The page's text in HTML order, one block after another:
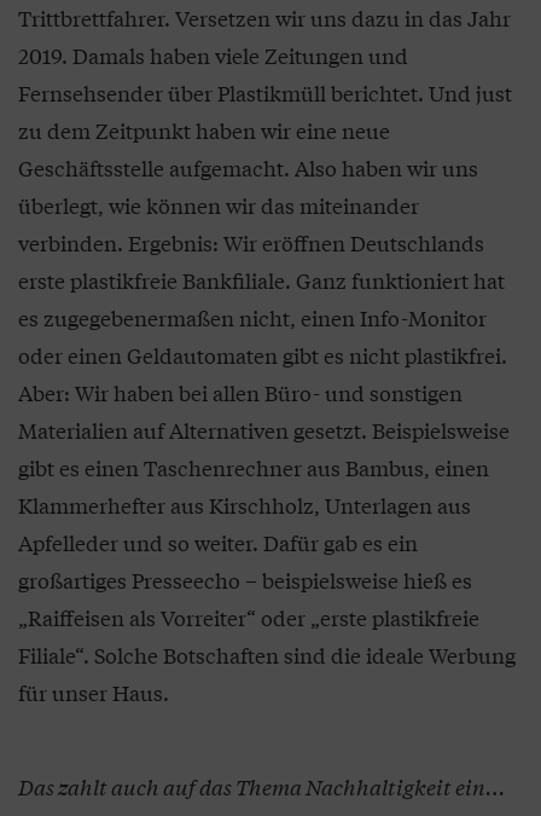
Trittbrettfahrer. Versetzen wir uns dazu in das Jahr
2019. Damals haben viele Zeitungen und
Fernsehsender über Plastikmüll berichtet. Und just
zu dem Zeitpunkt haben wir eine neue
Geschäftsstelle aufgemacht. Also haben wir uns
überlegt, wie können wir das miteinander
verbinden. Ergebnis: Wir eröffnen Deutschlands
erste plastikfreie Bankfiliale. Ganz funktioniert hat
es zugegebenermaßen nicht, einen Info-Monitor
oder einen Geldautomaten gibt es nicht plastikfrei.
Aber: Wir haben bei allen Büro- und sonstigen
Materialien auf Alternativen gesetzt. Beispielsweise
gibt es einen Taschenrechner aus Bambus, einen
Klammerhefter aus Kirschholz, Unterlagen aus
Apfelleder und so weiter. Dafür gab es ein
großartiges Presseecho – beispielsweise hieß es
„Raiffeisen als Vorreiter“ oder „erste plastikfreie
Filiale“. Solche Botschaften sind die ideale Werbung
für unser Haus.
Das zahlt auch auf das Thema Nachhaltigkeit ein…